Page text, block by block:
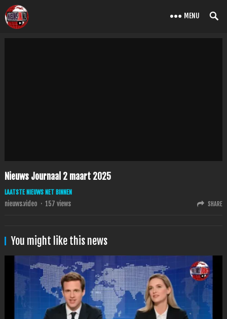
MENU
Nieuws Journaal 2 maart 2025
LAATSTE NIEUWS NET BINNEN
nieuws.video · 157 views SHARE
You might like this news